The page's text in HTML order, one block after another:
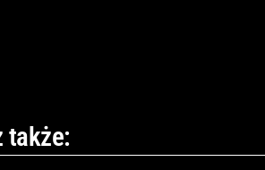
także: